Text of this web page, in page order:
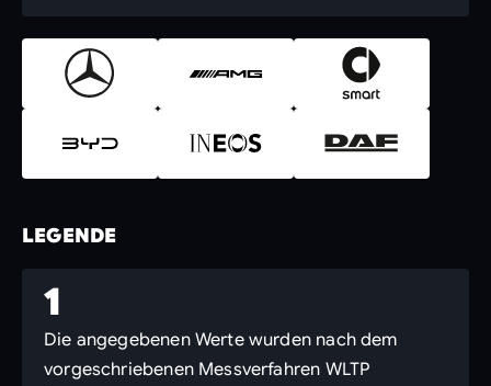
LEGENDE
1
Die angegebenen Werte wurden nach dem
vorgeschriebenen Messverfahren WLTP